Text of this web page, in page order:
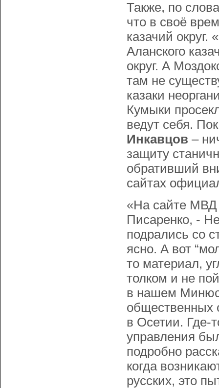
Также, по
что в своё
казачий округ. «
Аланского
округ. А
там не
казаки
Кумыки
ведут себя.
Инкавцов –
защиту
обративший
сайтах
«На сайте МВД
Писаренко, -
подрались со
ясно. А вот
то материал,
толком и не
в нашем
общественных
в Осетии. Где-
управления
подробно
когда
русских, это